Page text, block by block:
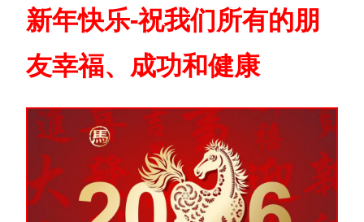
新年快乐-祝我们所有的朋
友幸福、成功和健康